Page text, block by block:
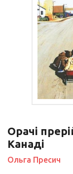
Орачі
Канаді
Ольга Пресич